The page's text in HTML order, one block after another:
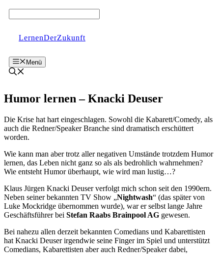
Zum
LernenDerZukunft
Menü
Humor lernen – Knacki Deuser
Die Krise hat hart eingeschlagen. Sowohl die Kabarett/Comedy, als
auch die Redner/Speaker Branche sind dramatisch erschüttert
worden.
Wie kann man aber trotz aller negativen Umstände trotzdem Humor
lernen, das Leben nicht ganz so als als bedrohlich wahrnehmen?
Wie entsteht Humor überhaupt, wie wird man lustig…?
Klaus Jürgen Knacki Deuser verfolgt mich schon seit den 1990ern.
Neben seiner bekannten TV Show „Nightwash“ (das später von
Luke Mockridge übernommen wurde), war er selbst lange Jahre
Geschäftsführer bei Stefan Raabs Brainpool AG gewesen.
Bei nahezu allen derzeit bekannten Comedians und Kabarettisten
hat Knacki Deuser irgendwie seine Finger im Spiel und unterstützt
Comedians, Kabarettisten aber auch Redner/Speaker dabei,